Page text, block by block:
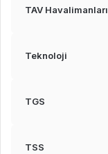
TAV Havalimanları
Teknoloji
TGS
TSS